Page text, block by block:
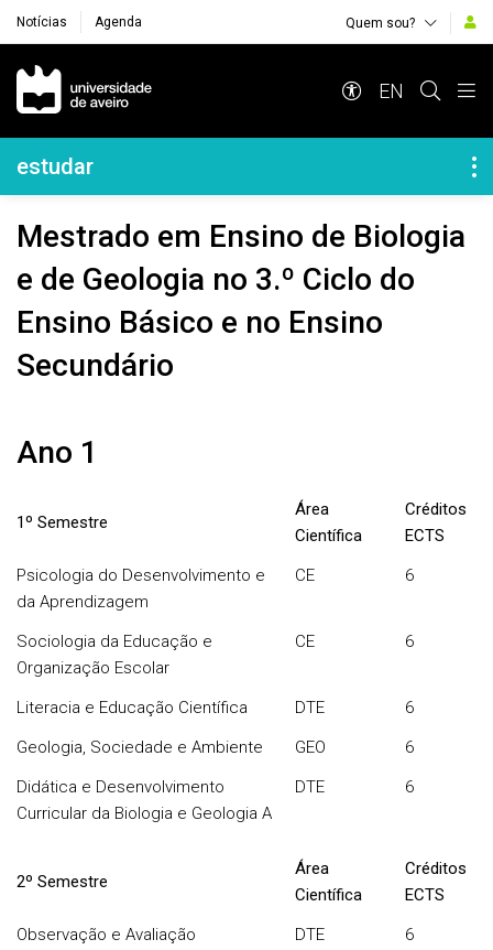
Notícias Agenda Quem sou?
Navegação Principal
EN
Navegação Lateral
estudar
Mestrado em Ensino de Biologia
e de Geologia no 3.º Ciclo do
Ensino Básico e no Ensino
Secundário
Ano 1
1º Semestre
Área
Científica
Créditos
ECTS
Psicologia do Desenvolvimento e
da Aprendizagem
CE 6
Sociologia da Educação e
Organização Escolar
CE 6
Literacia e Educação Científica DTE
6
Geologia, Sociedade e Ambiente
GEO
6
Didática e Desenvolvimento
Curricular da Biologia e Geologia A
DTE 6
2º Semestre
Área
Científica
Créditos
ECTS
Observação e Avaliação
DTE 6